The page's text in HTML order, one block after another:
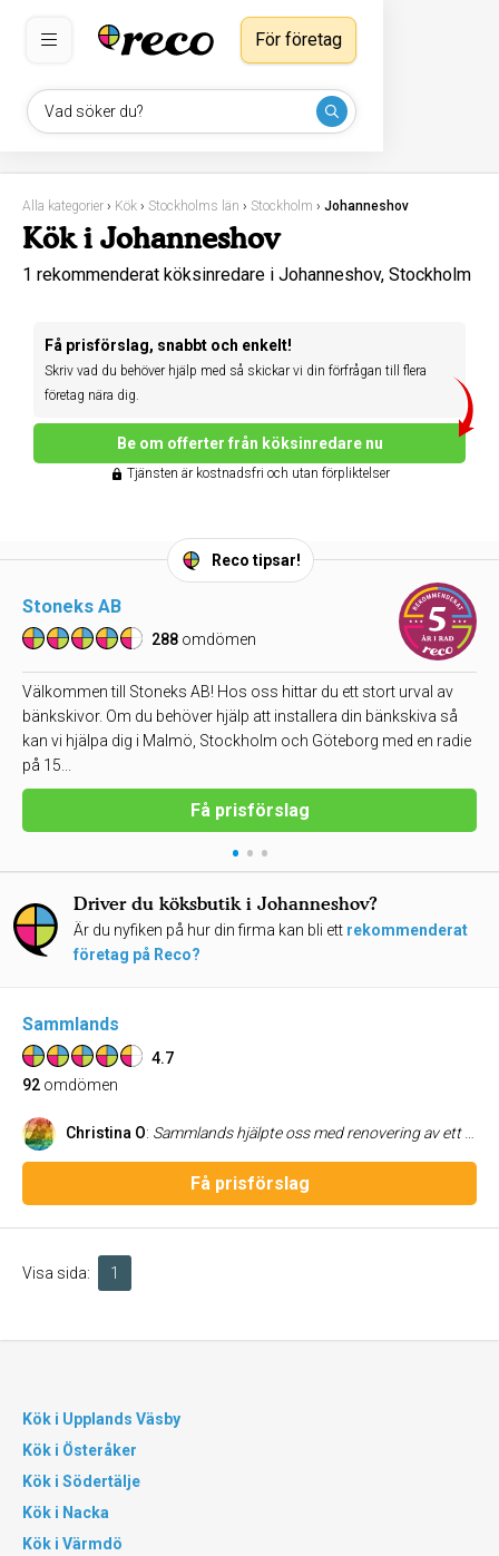
Vad söker du?
För företag
Alla kategorier › Kök › Stockholms län › Stockholm › Johanneshov
Kök i Johanneshov
1 rekommenderat köksinredare i Johanneshov, Stockholm
Få prisförslag, snabbt och enkelt!
Skriv vad du behöver hjälp med så skickar vi din förfrågan till flera
företag nära dig.
Be om offerter från köksinredare nu
Tjänsten är kostnadsfri och utan förpliktelser
Reco tipsar!
Stoneks AB
288 omdömen
Välkommen till Stoneks AB! Hos oss hittar du ett stort urval av
bänkskivor. Om du behöver hjälp att installera din bänkskiva så
kan vi hjälpa dig i Malmö, Stockholm och Göteborg med en radie
på 15...
Få prisförslag
• • •
Driver du köksbutik i Johanneshov?
Är du nyfiken på hur din firma kan bli ett rekommenderat
företag på Reco?
Sammlands
4.7
92 omdömen
Christina O: Sammlands hjälpte oss med renovering av ett badrum. Det gamla revs och ett helt nytt sattes på plats. Resultatet blev precis som önskat och allt gick smidigt från att nyckeln överlämnades till att jobbet var klart.
Få prisförslag
Visa sida: 1
Kök i Upplands Väsby
Kök i Österåker
Kök i Södertälje
Kök i Nacka
Kök i Värmdö